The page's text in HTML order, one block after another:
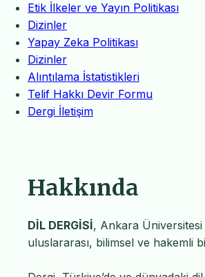
Etik İlkeler ve Yayın Politikası
Dizinler
Yapay Zeka Politikası
Dizinler
Alıntılama İstatistikleri
Telif Hakkı Devir Formu
Dergi İletişim
Hakkında
DİL DERGİSİ, Ankara Üniversitesi
uluslararası, bilimsel ve hakemli